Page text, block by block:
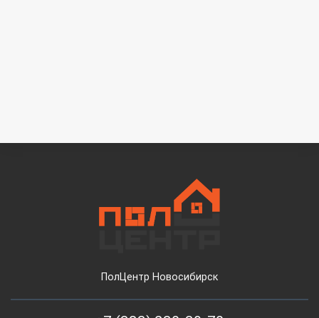
ПолЦентр Новосибирск